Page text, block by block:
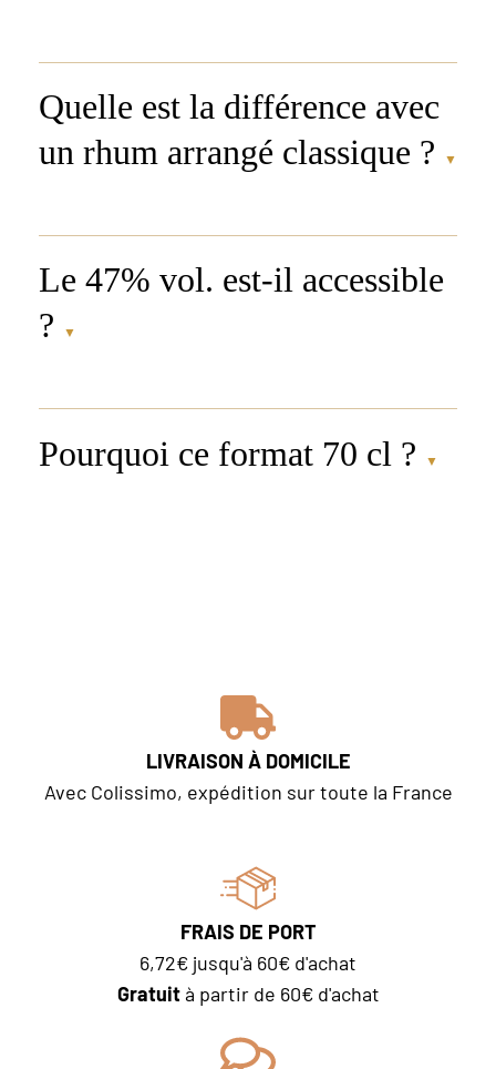
Quelle est la différence avec
un rhum arrangé classique ?
▼
Le 47% vol. est-il accessible
?
▼
Pourquoi ce format 70 cl ? ▼
LIVRAISON À DOMICILE
Avec Colissimo, expédition sur toute la France
FRAIS DE PORT
6,72€ jusqu'à 60€ d'achat
Gratuità partir de 60€ d'achat